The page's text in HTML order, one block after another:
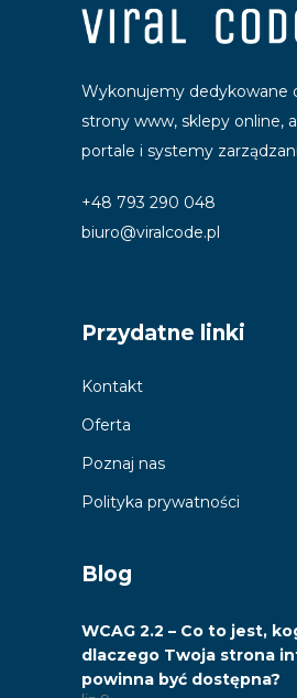
Wykonujemy dedykowane
strony www, sklepy online,
portale i systemy
+48 793 290 048
biuro@viralcode.pl
Przydatne linki
Kontakt
Oferta
Poznaj nas
Polityka prywatności
Blog
WCAG 2.2 – Co to jest,
dlaczego Twoja strona
powinna być dostępna?